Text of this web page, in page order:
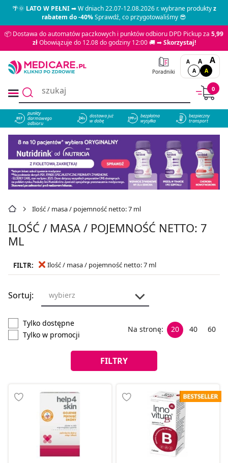
🌴🌞LATO W PEŁNI➡ W dniach 22.07-12.08.2026 r. wybrane produktyz
rabatem do -40%Sprawdź, co przygotowaliśmy 😎
📦 Dostawa do automatów paczkowych i punktów odbioru DPD Pickup za 5,99
złObowiązuje do 12.08 do godziny 12:00 🚚 ➡Skorzystaj!
Poradniki
A A A
A A
0
857
punkty
darmowego
odbioru
dostawa już
w dobę
bezpłatna
wysyłka
bezpieczny
transport
Ilość / masa / pojemność netto: 7 ml
ILOŚĆ / MASA / POJEMNOŚĆ NETTO: 7
ML
FILTR: Ilość / masa / pojemność netto: 7 ml
Sortuj: wybierz
Tylko dostępne
Tylko w promocji
Na stronę: 20 40 60
FILTRY